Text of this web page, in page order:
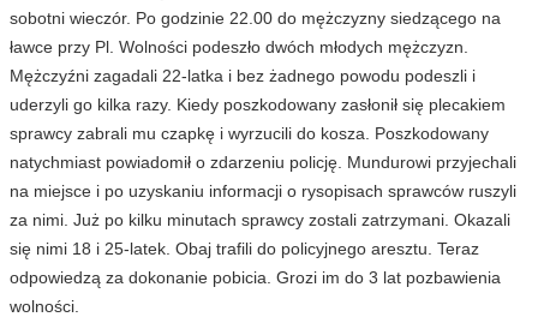
sobotni wieczór. Po godzinie 22.00 do mężczyzny siedzącego na
ławce przy Pl. Wolności podeszło dwóch młodych mężczyzn.
Mężczyźni zagadali 22-latka i bez żadnego powodu podeszli i
uderzyli go kilka razy. Kiedy poszkodowany zasłonił się plecakiem
sprawcy zabrali mu czapkę i wyrzucili do kosza. Poszkodowany
natychmiast powiadomił o zdarzeniu policję. Mundurowi przyjechali
na miejsce i po uzyskaniu informacji o rysopisach sprawców ruszyli
za nimi. Już po kilku minutach sprawcy zostali zatrzymani. Okazali
się nimi 18 i 25-latek. Obaj trafili do policyjnego aresztu. Teraz
odpowiedzą za dokonanie pobicia. Grozi im do 3 lat pozbawienia
wolności.